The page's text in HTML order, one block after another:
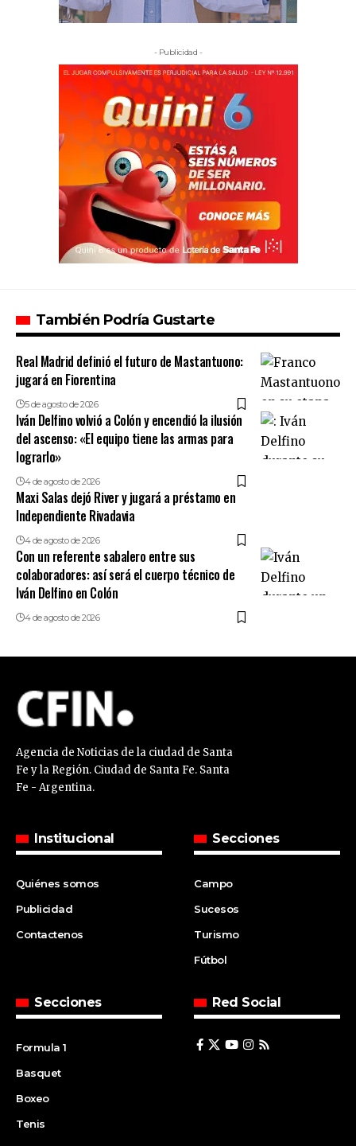
- Publicidad -
También Podría Gustarte
Real Madrid definió el futuro de Mastantuono:
jugará en Fiorentina
5 de agosto de 2026
Iván Delfino volvió a Colón y encendió la ilusión
del ascenso: «El equipo tiene las armas para
lograrlo»
4 de agosto de 2026
Maxi Salas dejó River y jugará a préstamo en
Independiente Rivadavia
4 de agosto de 2026
Con un referente sabalero entre sus
colaboradores: así será el cuerpo técnico de
Iván Delfino en Colón
4 de agosto de 2026
Agencia de Noticias de la ciudad de Santa
Fe y la Región. Ciudad de Santa Fe. Santa
Fe - Argentina.
Institucional
Quiénes somos
Publicidad
Contactenos
Secciones
Campo
Sucesos
Turismo
Fútbol
Secciones
Formula 1
Basquet
Boxeo
Tenis
Red Social